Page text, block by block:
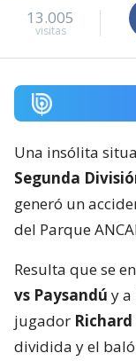
13.005
visitas
Una insólita
Segunda
generó un
del Parque
Resulta que se
vs Paysandú y a
jugador
dividida y el